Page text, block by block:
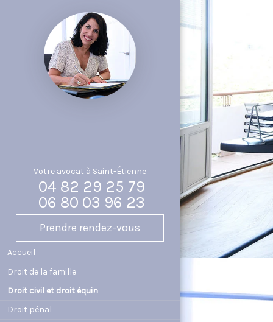
Votre avocat à Saint-Étienne
04 82 29 25 79
06 80 03 96 23
Prendre rendez-vous
Accueil
Droit de la famille
Droit civil et droit équin
Droit pénal